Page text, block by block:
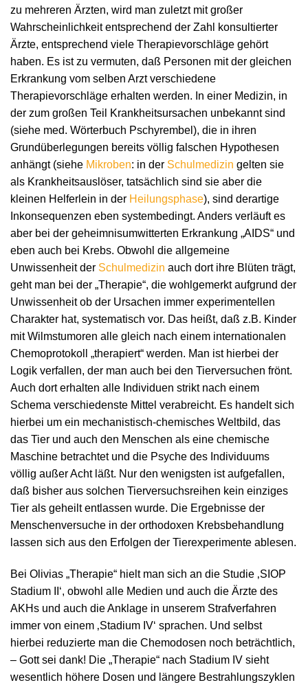
zu mehreren Ärzten, wird man zuletzt mit großer
Wahrscheinlichkeit entsprechend der Zahl konsultierter
Ärzte, entsprechend viele Therapievorschläge gehört
haben. Es ist zu vermuten, daß Personen mit der gleichen
Erkrankung vom selben Arzt verschiedene
Therapievorschläge erhalten werden. In einer Medizin, in
der zum großen Teil Krankheitsursachen unbekannt sind
(siehe med. Wörterbuch Pschyrembel), die in ihren
Grundüberlegungen bereits völlig falschen Hypothesen
anhängt (siehe Mikroben: in der Schulmedizin gelten sie
als Krankheitsauslöser, tatsächlich sind sie aber die
kleinen Helferlein in der Heilungsphase), sind derartige
Inkonsequenzen eben systembedingt. Anders verläuft es
aber bei der geheimnisumwitterten Erkrankung „AIDS“ und
eben auch bei Krebs. Obwohl die allgemeine
Unwissenheit der Schulmedizin auch dort ihre Blüten trägt,
geht man bei der „Therapie“, die wohlgemerkt aufgrund der
Unwissenheit ob der Ursachen immer experimentellen
Charakter hat, systematisch vor. Das heißt, daß z.B. Kinder
mit Wilmstumoren alle gleich nach einem internationalen
Chemoprotokoll „therapiert“ werden. Man ist hierbei der
Logik verfallen, der man auch bei den Tierversuchen frönt.
Auch dort erhalten alle Individuen strikt nach einem
Schema verschiedenste Mittel verabreicht. Es handelt sich
hierbei um ein mechanistisch-chemisches Weltbild, das
das Tier und auch den Menschen als eine chemische
Maschine betrachtet und die Psyche des Individuums
völlig außer Acht läßt. Nur den wenigsten ist aufgefallen,
daß bisher aus solchen Tierversuchsreihen kein einziges
Tier als geheilt entlassen wurde. Die Ergebnisse der
Menschenversuche in der orthodoxen Krebsbehandlung
lassen sich aus den Erfolgen der Tierexperimente ablesen.
Bei Olivias „Therapie“ hielt man sich an die Studie ‚SIOP
Stadium II‘, obwohl alle Medien und auch die Ärzte des
AKHs und auch die Anklage in unserem Strafverfahren
immer von einem ‚Stadium IV‘ sprachen. Und selbst
hierbei reduzierte man die Chemodosen noch beträchtlich,
– Gott sei dank! Die „Therapie“ nach Stadium IV sieht
wesentlich höhere Dosen und längere Bestrahlungszyklen